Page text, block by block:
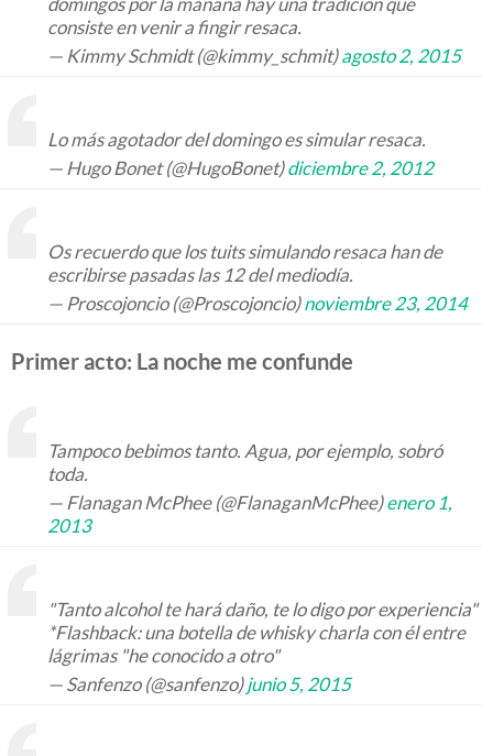
consiste en venir a fingir resaca.
— Kimmy Schmidt (@kimmy_schmit)agosto 2, 2015
Lo más agotador del domingo es simular resaca.
— Hugo Bonet (@HugoBonet)diciembre 2, 2012
Os recuerdo que los tuits simulando resaca han de
escribirse pasadas las 12 del mediodía.
— Proscojoncio (@Proscojoncio)noviembre 23, 2014
Primer acto: La noche me confunde
Tampoco bebimos tanto. Agua, por ejemplo, sobró
toda.
— Flanagan McPhee (@FlanaganMcPhee)enero 1,
2013
"Tanto alcohol te hará daño, te lo digo por experiencia"
*Flashback: una botella de whisky charla con él entre
lágrimas "he conocido a otro"
— Sanfenzo (@sanfenzo)junio 5, 2015